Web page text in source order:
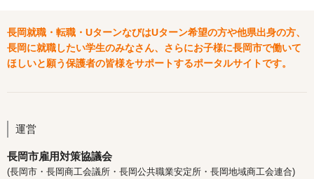
長岡就職・転職・UターンなびはUターン希望の方や他県出身の方、
長岡に就職したい学生のみなさん、さらにお子様に長岡市で働いて
ほしいと願う保護者の皆様をサポートするポータルサイトです。
運営
長岡市雇用対策協議会
(長岡市・長岡商工会議所・長岡公共職業安定所・長岡地域商工会連合)